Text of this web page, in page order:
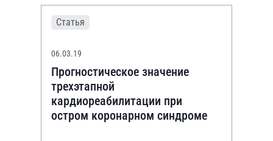
Статья
06.03.19
Прогностическое значение
трехэтапной
кардиореабилитации при
остром коронарном синдроме